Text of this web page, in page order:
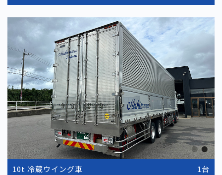
10t 冷蔵ウイング車 1台